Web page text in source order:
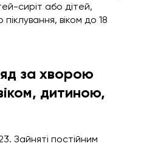
сиріт або дітей,
віком до 18
за хворою
дитиною,
Зайняті постійним